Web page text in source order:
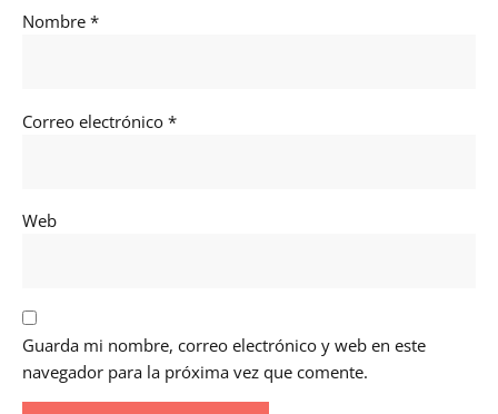
Nombre *
Correo electrónico *
Web
Guarda mi nombre, correo electrónico y web en este
navegador para la próxima vez que comente.